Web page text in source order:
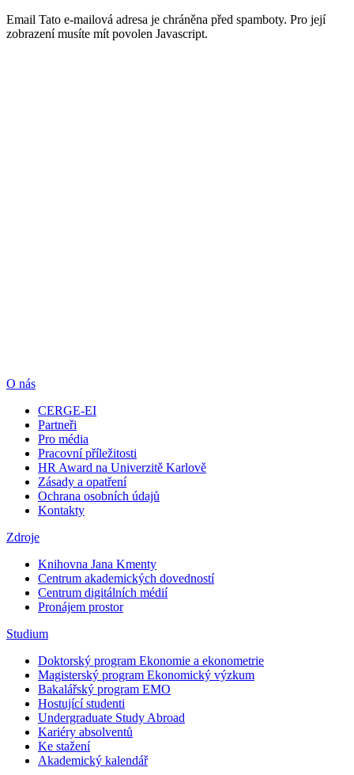
Email Tato e-mailová adresa je chráněna před spamboty. Pro její
zobrazení musíte mít povolen Javascript.
O nás
CERGE-EI
Partneři
Pro média
Pracovní příležitosti
HR Award na Univerzitě Karlově
Zásady a opatření
Ochrana osobních údajů
Kontakty
Zdroje
Knihovna Jana Kmenty
Centrum akademických dovedností
Centrum digitálních médií
Pronájem prostor
Studium
Doktorský program Ekonomie a ekonometrie
Magisterský program Ekonomický výzkum
Bakalářský program EMO
Hostující studenti
Undergraduate Study Abroad
Kariéry absolventů
Ke stažení
Akademický kalendář